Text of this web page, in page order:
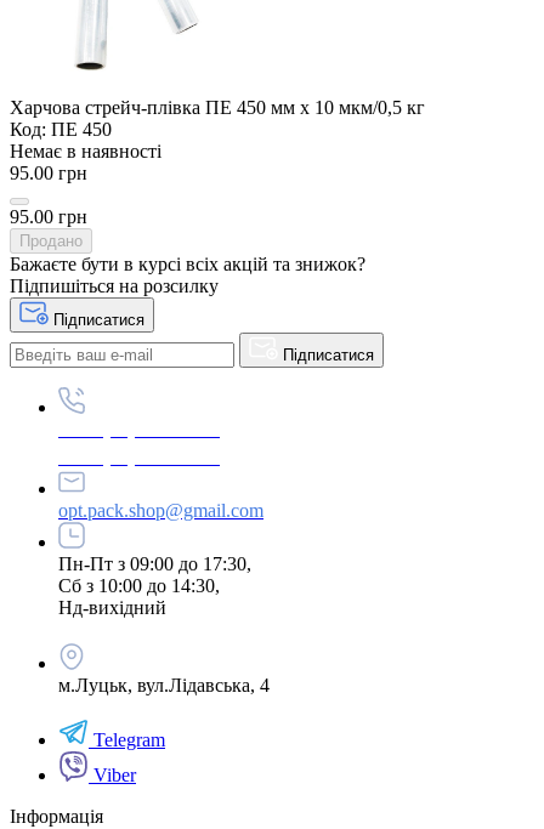
Харчова стрейч-плівка ПЕ 450 мм х 10 мкм/0,5 кг
Код: ПЕ 450
Немає в наявності
95.00 грн
95.00 грн
Продано
Бажаєте бути в курсі всіх акцій та знижок?
Підпишіться на розсилку
Підписатися
Підписатися
opt.pack.shop@gmail.com
Пн-Пт з 09:00 до 17:30,
Сб з 10:00 до 14:30,
Нд-вихідний
м.Луцьк, вул.Лідавська, 4
Telegram
Viber
Інформація